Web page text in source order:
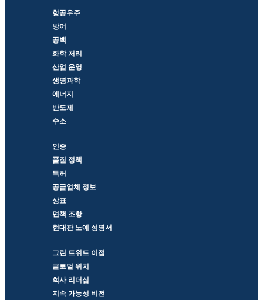
항공우주
방어
공백
화학 처리
산업 운영
생명과학
에너지
반도체
수소
인증
품질 정책
특허
공급업체 정보
상표
면책 조항
현대판 노예 성명서
그린 트위드 이점
글로벌 위치
회사 리더십
지속 가능성 비전